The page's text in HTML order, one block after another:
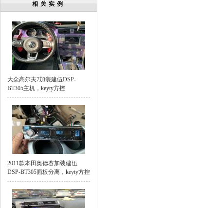
相关实例
大众高尔夫7加装建伍DSP-
BT305主机，keyty方控
2011款本田奥德赛加装建伍
DSP-BT305面板分离，keyty方控